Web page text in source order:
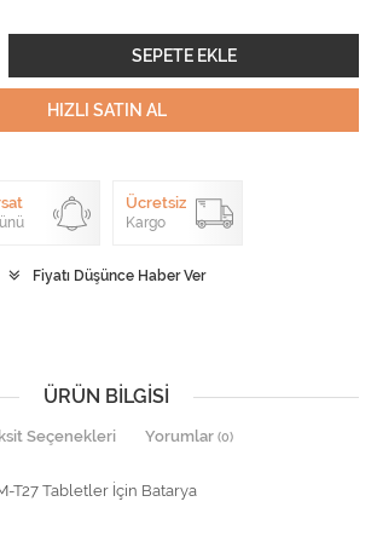
SEPETE EKLE
HIZLI SATIN AL
Ücretsiz
Kargo
Fiyatı Düşünce Haber Ver
ÜRÜN BILGISI
Seçenekleri Yorumlar (0)
T27 Tabletler İçin Batarya